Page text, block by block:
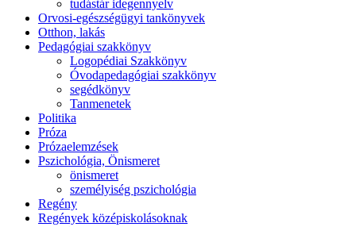
tudástár idegennyelv
Orvosi-egészségügyi tankönyvek
Otthon, lakás
Pedagógiai szakkönyv
Logopédiai Szakkönyv
Óvodapedagógiai szakkönyv
segédkönyv
Tanmenetek
Politika
Próza
Prózaelemzések
Pszichológia, Önismeret
önismeret
személyiség pszichológia
Regény
Regények középiskolásoknak